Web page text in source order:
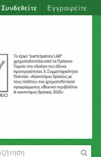
Συνδεθείτε Εγγραφείτε